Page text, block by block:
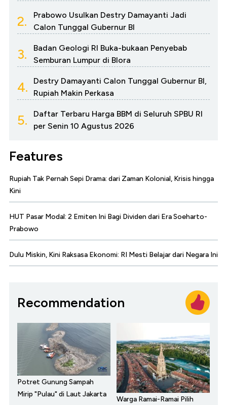
2.
Prabowo Usulkan Destry Damayanti Jadi
Calon Tunggal Gubernur BI
3.
Badan Geologi RI Buka-bukaan Penyebab
Semburan Lumpur di Blora
4.
Destry Damayanti Calon Tunggal Gubernur BI,
Rupiah Makin Perkasa
5.
Daftar Terbaru Harga BBM di Seluruh SPBU RI
per Senin 10 Agustus 2026
Features
Rupiah Tak Pernah Sepi Drama: dari Zaman Kolonial, Krisis hingga
Kini
HUT Pasar Modal: 2 Emiten Ini Bagi Dividen dari Era Soeharto-
Prabowo
Dulu Miskin, Kini Raksasa Ekonomi: RI Mesti Belajar dari Negara Ini
Recommendation
Potret Gunung Sampah
Mirip "Pulau" di Laut Jakarta
Warga Ramai-Ramai Pilih